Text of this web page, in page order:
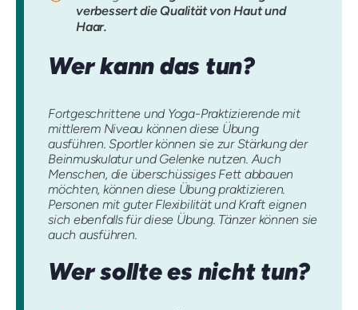
verbessert die Qualität von Haut und
Haar.
Wer kann das tun?
Fortgeschrittene und Yoga-Praktizierende mit
mittlerem Niveau können diese Übung
ausführen. Sportler können sie zur Stärkung der
Beinmuskulatur und Gelenke nutzen. Auch
Menschen, die überschüssiges Fett abbauen
möchten, können diese Übung praktizieren.
Personen mit guter Flexibilität und Kraft eignen
sich ebenfalls für diese Übung. Tänzer können sie
auch ausführen.
Wer sollte es nicht tun?